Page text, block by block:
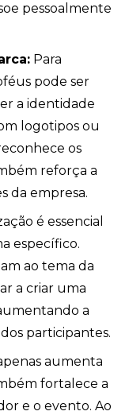
pessoalmente
Para
pode ser
a identidade
logotipos ou
os
reforça a
da empresa.
é essencial
específico.
ao tema da
a criar uma
a
participantes.
aumenta
fortalece a
e o evento. Ao